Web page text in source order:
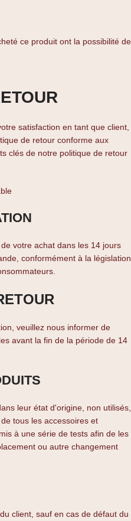
ce produit ont la possibilité de
satisfaction en tant que client,
de retour conforme aux
clés de notre politique de retour
votre achat dans les 14 jours
conformément à la législation
veuillez nous informer de
avant la fin de la période de 14
leur état d'origine, non utilisés,
tous les accessoires et
à une série de tests afin de les
ou autre changement
client, sauf en cas de défaut du